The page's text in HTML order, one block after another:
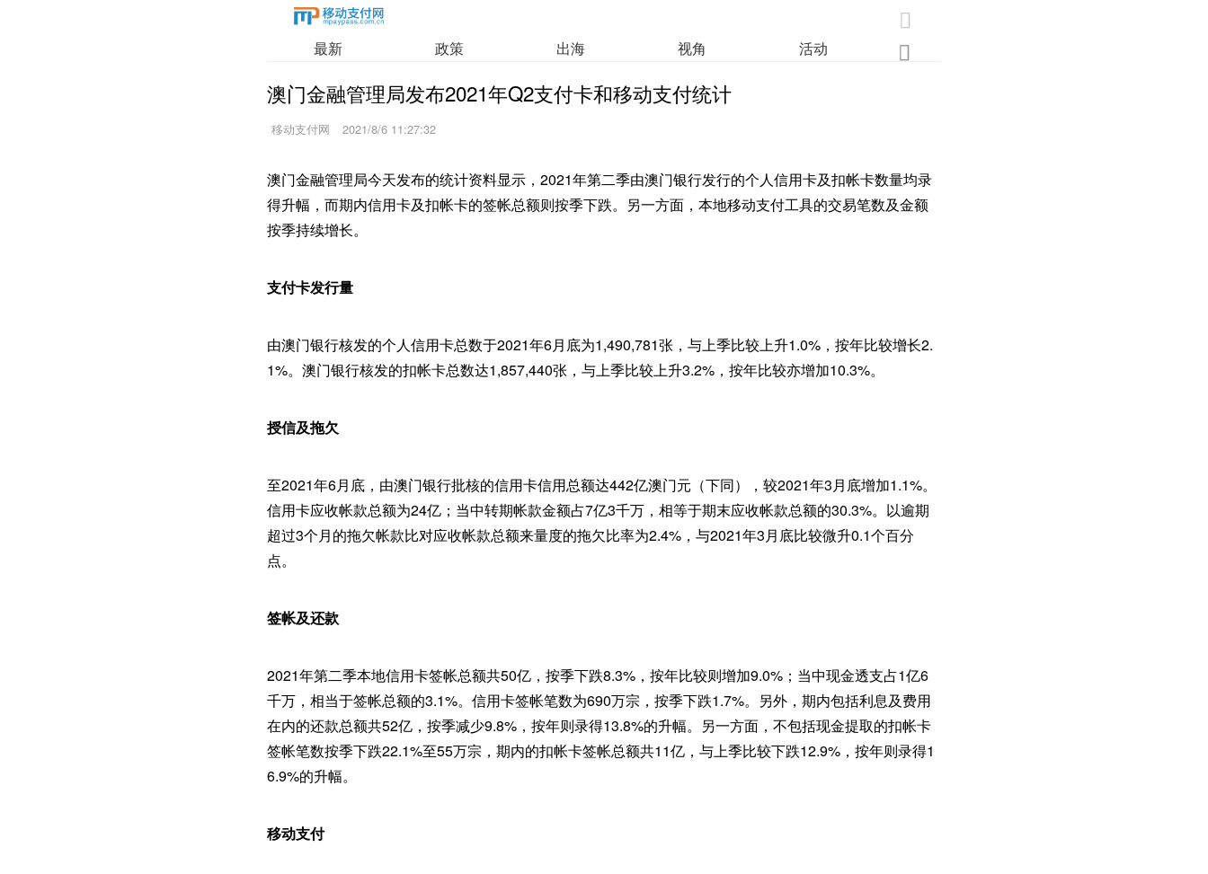

最新 政策 出海 视角 活动 
澳门金融管理局发布2021年Q2支付卡和移动支付统计
移动支付网 2021/8/6 11:27:32
澳门金融管理局今天发布的统计资料显示，2021年第二季由澳门银行发行的个人信用卡及扣帐卡数量均录
得升幅，而期内信用卡及扣帐卡的签帐总额则按季下跌。另一方面，本地移动支付工具的交易笔数及金额
按季持续增长。
支付卡发行量
由澳门银行核发的个人信用卡总数于2021年6月底为1,490,781张，与上季比较上升1.0%，按年比较增长2.
1%。澳门银行核发的扣帐卡总数达1,857,440张，与上季比较上升3.2%，按年比较亦增加10.3%。
授信及拖欠
至2021年6月底，由澳门银行批核的信用卡信用总额达442亿澳门元（下同），较2021年3月底增加1.1%。
信用卡应收帐款总额为24亿；当中转期帐款金额占7亿3千万，相等于期末应收帐款总额的30.3%。以逾期
超过3个月的拖欠帐款比对应收帐款总额来量度的拖欠比率为2.4%，与2021年3月底比较微升0.1个百分
点。
签帐及还款
2021年第二季本地信用卡签帐总额共50亿，按季下跌8.3%，按年比较则增加9.0%；当中现金透支占1亿6
千万，相当于签帐总额的3.1%。信用卡签帐笔数为690万宗，按季下跌1.7%。另外，期内包括利息及费用
在内的还款总额共52亿，按季减少9.8%，按年则录得13.8%的升幅。另一方面，不包括现金提取的扣帐卡
签帐笔数按季下跌22.1%至55万宗，期内的扣帐卡签帐总额共11亿，与上季比较下跌12.9%，按年则录得1
6.9%的升幅。
移动支付